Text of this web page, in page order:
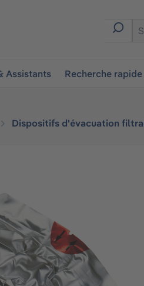
Assistants Recherche
Dispositifs d'évacuation